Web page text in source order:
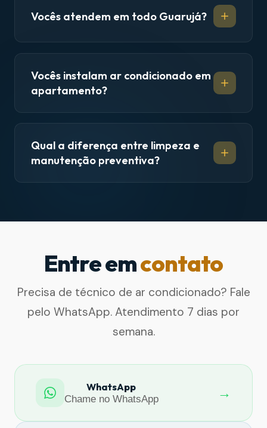
Vocês atendem em todo Guarujá?
Vocês instalam ar condicionado em
apartamento?
Qual a diferença entre limpeza e
manutenção preventiva?
Entre emcontato
Precisa de técnico de ar condicionado? Fale
pelo WhatsApp. Atendimento 7 dias por
semana.
WhatsApp
Chame no WhatsApp
→